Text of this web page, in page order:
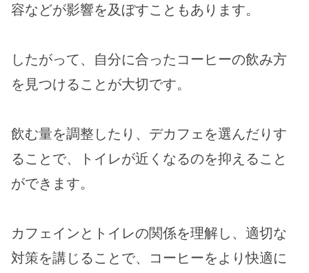
容などが影響を及ぼすこともあります。
したがって、自分に合ったコーヒーの飲み方
を見つけることが大切です。
飲む量を調整したり、デカフェを選んだりす
ることで、トイレが近くなるのを抑えること
ができます。
カフェインとトイレの関係を理解し、適切な
対策を講じることで、コーヒーをより快適に